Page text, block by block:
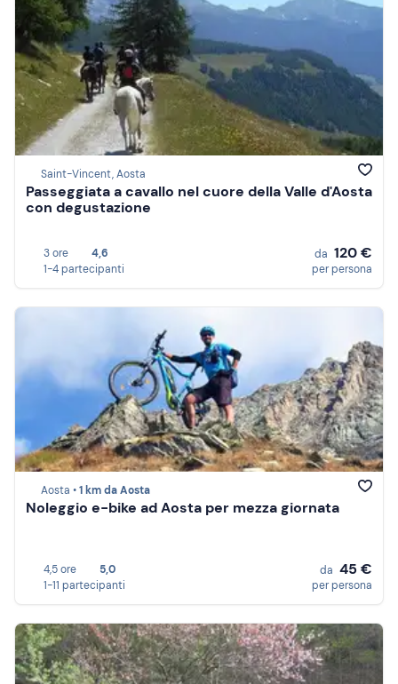
Saint-Vincent, Aosta
Passeggiata a cavallo nel cuore della Valle d'Aosta
con degustazione
3 ore
4,6
1-4 partecipanti
da 120 €
per persona
Aosta •1 km da Aosta
Noleggio e-bike ad Aosta per mezza giornata
4,5 ore
5,0
1-11 partecipanti
da 45 €
per persona